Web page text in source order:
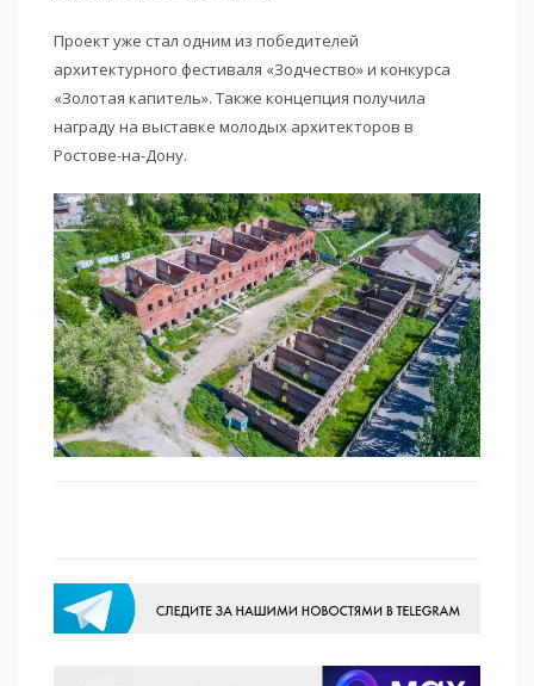
Проект уже стал одним из победителей
архитектурного фестиваля «Зодчество» и конкурса
«Золотая капитель». Также концепция получила
награду на выставке молодых архитекторов в
Ростове-на-Дону.